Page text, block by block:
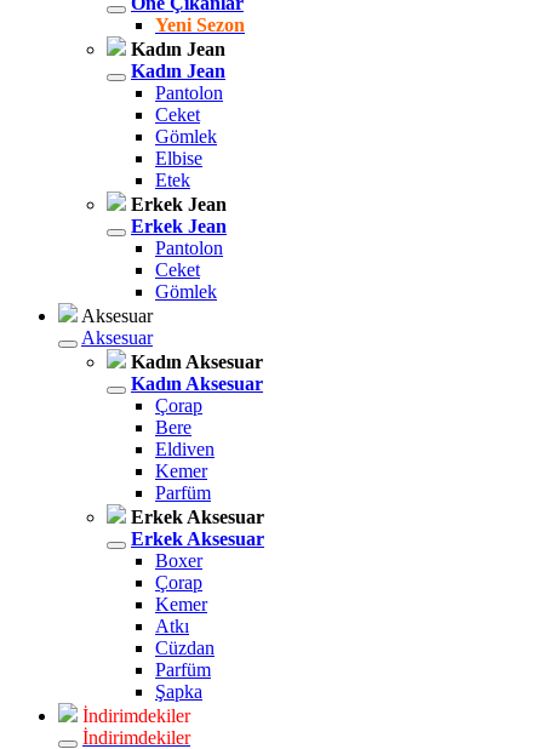
Yeni Sezon
Kadın Jean
Kadın Jean
Pantolon
Ceket
Gömlek
Elbise
Etek
Erkek Jean
Erkek Jean
Pantolon
Ceket
Gömlek
Aksesuar
Aksesuar
Kadın Aksesuar
Kadın Aksesuar
Çorap
Bere
Eldiven
Kemer
Parfüm
Erkek Aksesuar
Erkek Aksesuar
Boxer
Çorap
Kemer
Atkı
Cüzdan
Parfüm
Şapka
İndirimdekiler
İndirimdekiler